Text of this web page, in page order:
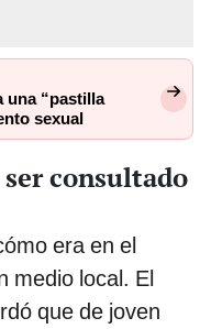
una “pastilla
sexual
consultado
era en el
medio local. El
que de joven